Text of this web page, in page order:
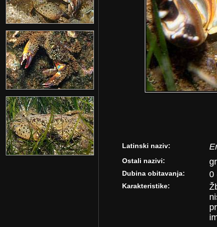
Latinski naziv:
Ostali nazivi:
Dubina obitavanja: 0
Karakteristike: